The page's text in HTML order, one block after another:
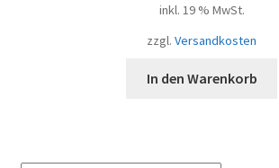
inkl. 19 % MwSt.
zzgl. Versandkosten
In den Warenkorb